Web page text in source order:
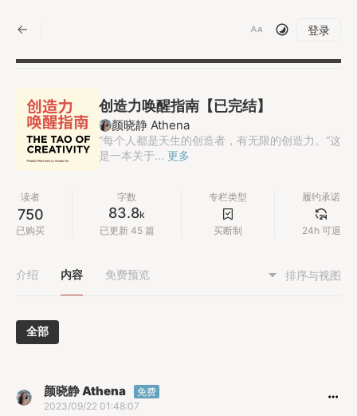
登录
创造力唤醒指南【已完结】
颜晓静 Athena
“每个人都是天生的创造者，有无限的创造力。”这
是一本关于... 更多
读者
750
已购买
字数
83.8k
已更新 45 篇
专栏类型
买断制
履约承诺
24h 可退
介绍 内容 免费预览 排序与视图
全部
颜晓静 Athena
免费
2023/09/22 01:48:07